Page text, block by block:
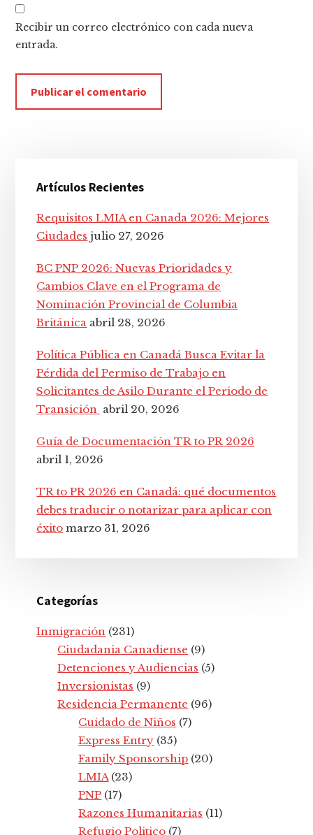
Recibir un correo electrónico con cada nueva
entrada.
lateral
principal
Artículos Recientes
Requisitos LMIA en Canada 2026: Mejores
Ciudades julio 27, 2026
BC PNP 2026: Nuevas Prioridades y
Cambios Clave en el Programa de
Nominación Provincial de Columbia
Británica abril 28, 2026
Política Pública en Canadá Busca Evitar la
Pérdida del Permiso de Trabajo en
Solicitantes de Asilo Durante el Periodo de
Transición abril 20, 2026
Guía de Documentación TR to PR 2026
abril 1, 2026
TR to PR 2026 en Canadá: qué documentos
debes traducir o notarizar para aplicar con
éxito marzo 31, 2026
Categorías
Inmigración (231)
Ciudadania Canadiense (9)
Detenciones y Audiencias (5)
Inversionistas (9)
Residencia Permanente (96)
Cuidado de Niños (7)
Express Entry (35)
Family Sponsorship (20)
LMIA(23)
PNP (17)
Razones Humanitarias (11)
Refugio Politico (7)